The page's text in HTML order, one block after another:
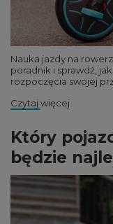
Nauka jazdy na
poradnik i sprawdź,
rozpoczęcia swojej
Czytaj więcej
Który
będzie